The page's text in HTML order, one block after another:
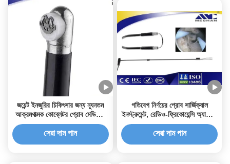
জয়েন্ট ইনজুরির চিকিৎসার জন্য ন্যূনতম
আক্রমণাত্মক কোব্লেটর প্রোব মেডিকেল
সার্জিক্যাল যন্ত্র
সেরা দাম পান
গতিবেগ নির্ণয়ের প্রোব সার্জিক্যাল
ইনস্ট্রুমেন্ট, রেডিও-ফ্রিকোয়েন্সি অ্যাবেশন
প্রোব দ্রুত পুনরুদ্ধার
সেরা দাম পান